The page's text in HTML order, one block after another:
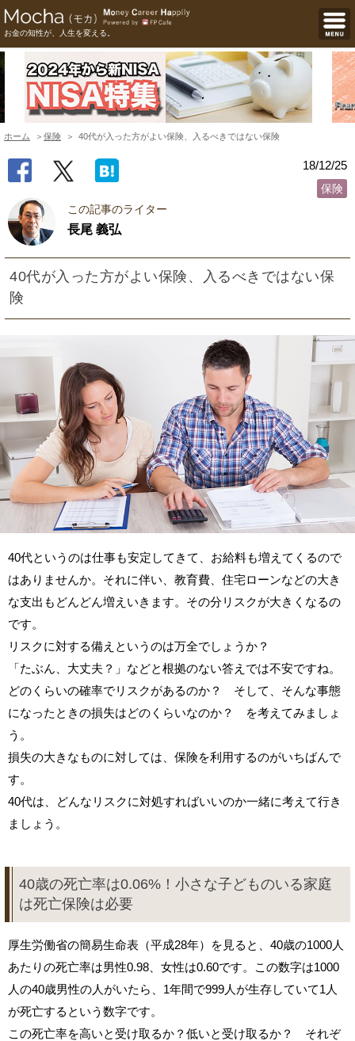
お金の知性が、人生を変える。
ホーム 保険 40代が入った方がよい保険、入るべきではない保険
18/12/25
保険
この記事のライター
長尾 義弘
40代が入った方がよい保険、入るべきではない保
険
40代というのは仕事も安定してきて、お給料も増えてくるので
はありませんか。それに伴い、教育費、住宅ローンなどの大き
な支出もどんどん増えいきます。その分リスクが大きくなるの
です。
リスクに対する備えというのは万全でしょうか？
「たぶん、大丈夫？」などと根拠のない答えでは不安ですね。
どのくらいの確率でリスクがあるのか？ そして、そんな事態
になったときの損失はどのくらいなのか？ を考えてみましょ
う。
損失の大きなものに対しては、保険を利用するのがいちばんで
す。
40代は、どんなリスクに対処すればいいのか一緒に考えて行き
ましょう。
40歳の死亡率は0.06%！小さな子どものいる家庭
は死亡保険は必要
厚生労働省の簡易生命表（平成28年）を見ると、40歳の1000人
あたりの死亡率は男性0.98、女性は0.60です。この数字は1000
人の40歳男性の人がいたら、1年間で999人が生存していて1人
が死亡するという数字です。
この死亡率を高いと受け取るか？低いと受け取るか？ それぞ